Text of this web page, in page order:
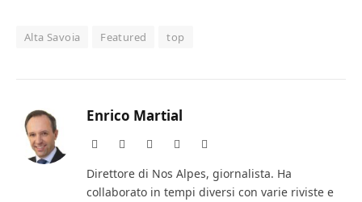
Alta Savoia Featured top
Enrico Martial
Website Facebook Instagram
Direttore di Nos Alpes, giornalista. Ha
collaborato in tempi diversi con varie riviste e